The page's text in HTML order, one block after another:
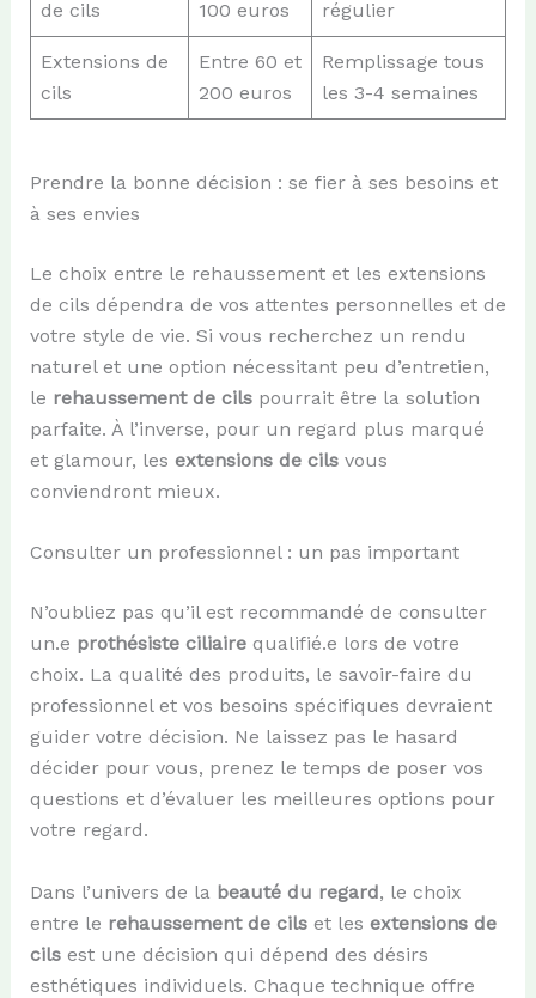
de cils
100 euros
régulier
Extensions de
cils
Entre 60 et
200 euros
Remplissage tous
les 3-4 semaines
Prendre la bonne décision : se fier à ses besoins et
à ses envies
Le choix entre le rehaussement et les extensions
de cils dépendra de vos attentes personnelles et de
votre style de vie. Si vous recherchez un rendu
naturel et une option nécessitant peu d’entretien,
le rehaussement de cilspourrait être la solution
parfaite. À l’inverse, pour un regard plus marqué
et glamour, les extensions de cilsvous
conviendront mieux.
Consulter un professionnel : un pas important
N’oubliez pas qu’il est recommandé de consulter
un.e prothésiste ciliairequalifié.e lors de votre
choix. La qualité des produits, le savoir-faire du
professionnel et vos besoins spécifiques devraient
guider votre décision. Ne laissez pas le hasard
décider pour vous, prenez le temps de poser vos
questions et d’évaluer les meilleures options pour
votre regard.
Dans l’univers de la beauté du regard, le choix
entre le rehaussement de cilset les extensions de
cilsest une décision qui dépend des désirs
esthétiques individuels. Chaque technique offre